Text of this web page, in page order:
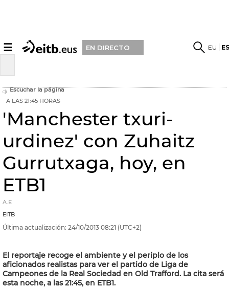
☰ EN DIRECTO EU
Escuchar la página
A LAS 21:45 HORAS
'Manchester txuri-
urdinez' con Zuhaitz
Gurrutxaga, hoy, en
ETB1
A.E
EITB
Última actualización: 24/10/2013 08:21 (UTC+2)
El reportaje recoge el ambiente y el periplo de los
aficionados realistas para ver el partido de Liga de
Campeones de la Real Sociedad en Old Trafford. La cita será
esta noche, a las 21:45, en ETB1.